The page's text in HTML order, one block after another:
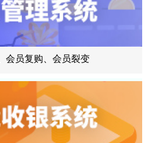
会员复购、会员裂变